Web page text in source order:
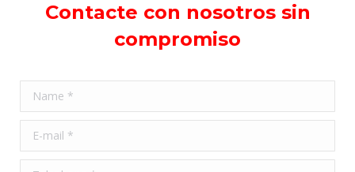
Contacte con nosotros sin
compromiso
Name *
E-mail *